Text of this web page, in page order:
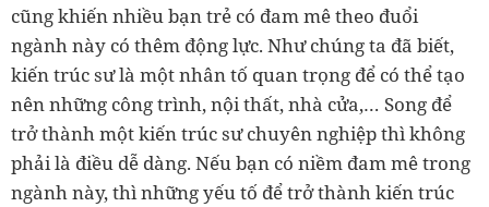
cũng khiến nhiều bạn trẻ có đam mê theo đuổi
ngành này có thêm động lực. Như chúng ta đã biết,
kiến trúc sư là một nhân tố quan trọng để có thể tạo
nên những công trình, nội thất, nhà cửa,… Song để
trở thành một kiến trúc sư chuyên nghiệp thì không
phải là điều dễ dàng. Nếu bạn có niềm đam mê trong
ngành này, thì những yếu tố để trở thành kiến trúc